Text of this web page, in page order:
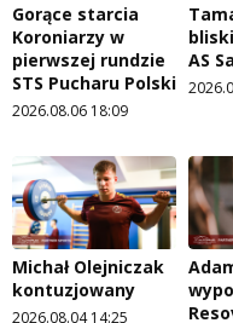
Gorące starcia
Koroniarzy w
pierwszej rundzie
STS Pucharu Polski
2026.08.06 18:09
AS
Michał Olejniczak
kontuzjowany
2026.08.04 14:25